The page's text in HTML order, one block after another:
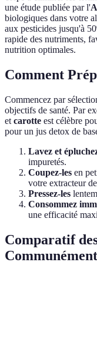
une étude publiée par l'
biologiques dans votre
aux pesticides jusqu'à
rapide des nutriments,
nutrition optimales.
Comment
Commencez par
objectifs de santé. Par
et carotte est célèbre
pour un jus detox de
Lavez et
impuretés.
Coupez-les en
votre extracteur
Pressez-les
Consommez
une efficacité
Comparatif